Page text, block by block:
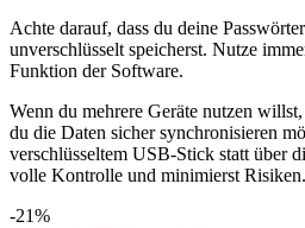
Achte darauf, dass du deine
unverschlüsselt speicherst. Nutze
Funktion der Software.
Wenn du mehrere Geräte nutzen
du die Daten sicher synchronisieren
verschlüsseltem USB-Stick statt über
volle Kontrolle und minimierst Risiken.
-21%